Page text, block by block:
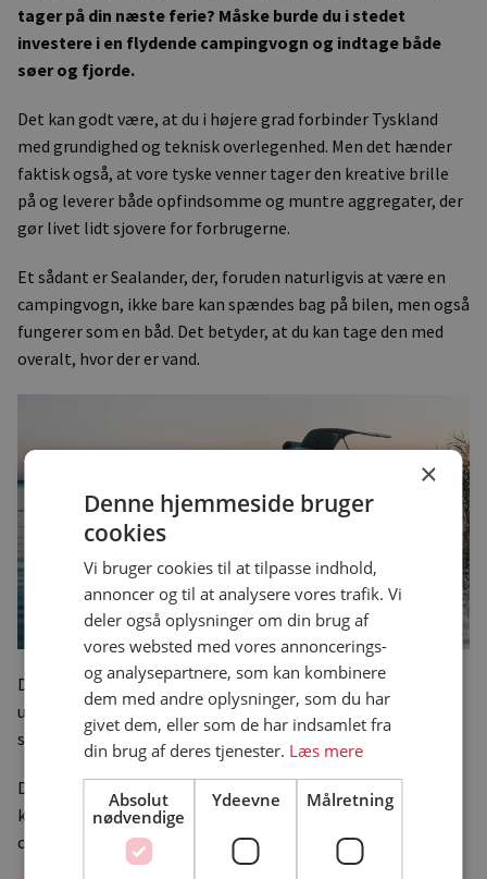
tager på din næste ferie? Måske burde du i stedet
investere i en flydende campingvogn og indtage både
søer og fjorde.
Det kan godt være, at du i højere grad forbinder Tyskland
med grundighed og teknisk overlegenhed. Men det hænder
faktisk også, at vore tyske venner tager den kreative brille
på og leverer både opfindsomme og muntre aggregater, der
gør livet lidt sjovere for forbrugerne.
Et sådant er Sealander, der, foruden naturligvis at være en
campingvogn, ikke bare kan spændes bag på bilen, men også
fungerer som en båd. Det betyder, at du kan tage den med
overalt, hvor der er vand.
Den lille fikse sag på blot 485 kilo påmonteres blot en
udenbords bådmotor, og så er du klar til at stille bilen og i
stedet stikke til søs.
Den koster fra cirka 18.000 euro svarende til godt 130.000
kroner, hvilket er til at komme i nærheden af for mange
campingentusiaster.
×
Denne hjemmeside bruger
cookies
Vi bruger cookies til at tilpasse indhold,
annoncer og til at analysere vores trafik. Vi
deler også oplysninger om din brug af
vores websted med vores annoncerings-
og analysepartnere, som kan kombinere
dem med andre oplysninger, som du har
givet dem, eller som de har indsamlet fra
din brug af deres tjenester. Læs mere
Absolut
nødvendige
Ydeevne Målretning